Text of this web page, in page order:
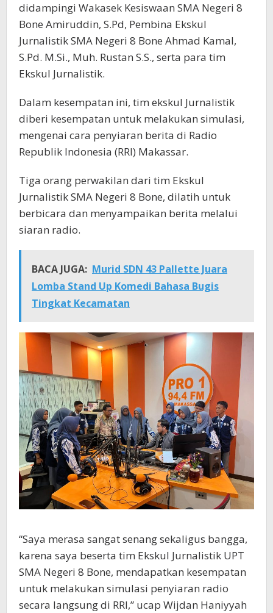
didampingi Wakasek Kesiswaan SMA Negeri 8
Bone Amiruddin, S.Pd, Pembina Ekskul
Jurnalistik SMA Negeri 8 Bone Ahmad Kamal,
S.Pd. M.Si., Muh. Rustan S.S., serta para tim
Ekskul Jurnalistik.
Dalam kesempatan ini, tim ekskul Jurnalistik
diberi kesempatan untuk melakukan simulasi,
mengenai cara penyiaran berita di Radio
Republik Indonesia (RRI) Makassar.
Tiga orang perwakilan dari tim Ekskul
Jurnalistik SMA Negeri 8 Bone, dilatih untuk
berbicara dan menyampaikan berita melalui
siaran radio.
BACA JUGA: Murid SDN 43 Pallette Juara
Lomba Stand Up Komedi Bahasa Bugis
Tingkat Kecamatan
“Saya merasa sangat senang sekaligus bangga,
karena saya beserta tim Ekskul Jurnalistik UPT
SMA Negeri 8 Bone, mendapatkan kesempatan
untuk melakukan simulasi penyiaran radio
secara langsung di RRI,” ucap Wijdan Haniyyah